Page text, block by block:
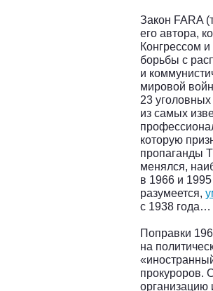
Закон FARA
его автора,
Конгрессом
борьбы с
и
мировой
23
из самых
которую
пропаганды
менялся,
в 1966 и
разумеется,
с 1938 года…
Поправки
на
прокуроров.
организацию